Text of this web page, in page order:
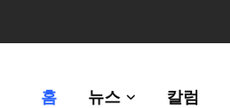
홈 뉴스 칼럼